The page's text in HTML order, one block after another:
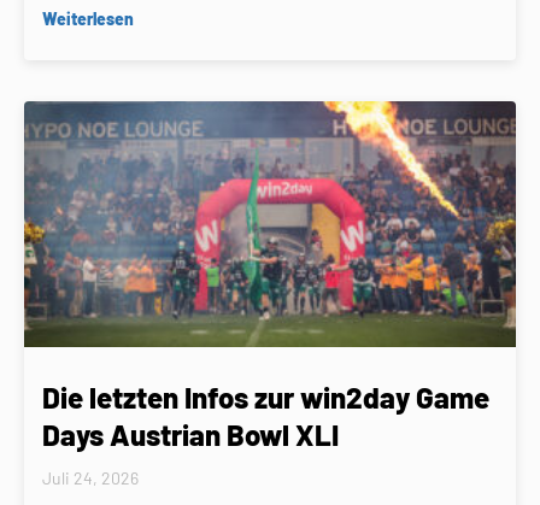
Weiterlesen
Die letzten Infos zur win2day Game
Days Austrian Bowl XLI
Juli 24, 2026